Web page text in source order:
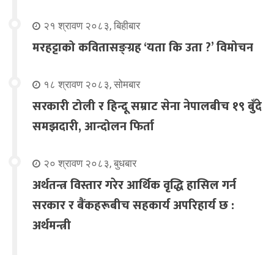
२१ श्रावण २०८३, बिहीबार
मरहट्टाको कवितासङ्ग्रह ‘यता कि उता ?’ विमोचन
१८ श्रावण २०८३, सोमबार
सरकारी टोली र हिन्दू सम्राट सेना नेपालबीच १९ बुँदे
समझदारी, आन्दोलन फिर्ता
२० श्रावण २०८३, बुधबार
अर्थतन्त्र विस्तार गरेर आर्थिक वृद्धि हासिल गर्न
सरकार र बैंकहरूबीच सहकार्य अपरिहार्य छ :
अर्थमन्त्री